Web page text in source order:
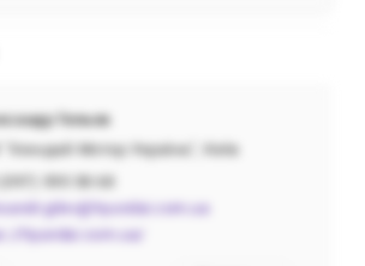
Гильов
"Хюндай Мотор Україна", Київ
hyundai.com.ua/